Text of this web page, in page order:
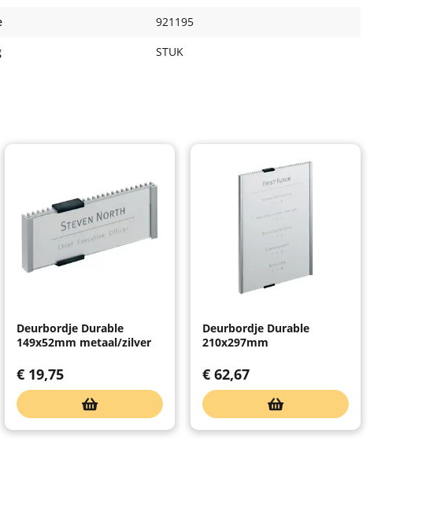
921195
STUK
Deurbordje Durable
149x52mm metaal/zilver
€ 19,75
Deurbordje Durable
210x297mm
€ 62,67